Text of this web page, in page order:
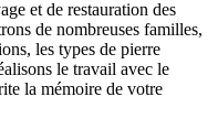
et de restauration des
de nombreuses familles,
les types de pierre
le travail avec le
la mémoire de votre